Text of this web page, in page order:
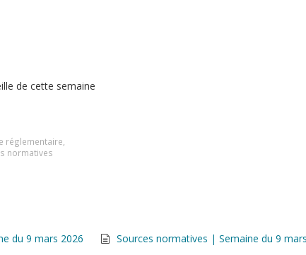
de cette semaine
réglementaire
normatives
du 9 mars 2026
Sources normatives | Semaine du 9